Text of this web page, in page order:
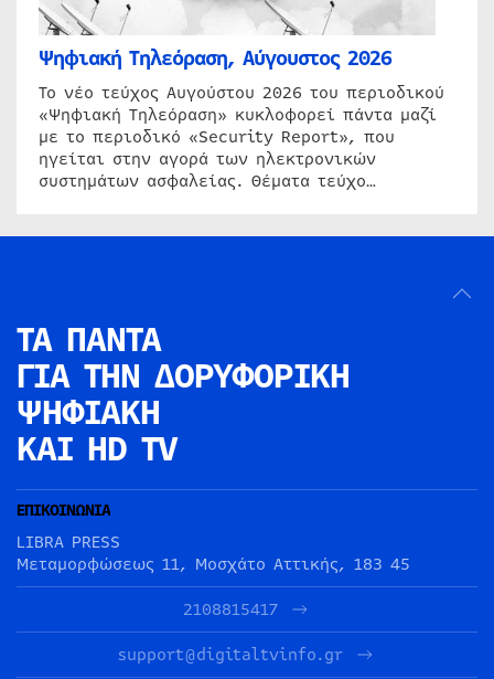
Ψηφιακή Τηλεόραση, Αύγουστος 2026
Το νέο τεύχος Αυγούστου 2026 του περιοδικού
«Ψηφιακή Τηλεόραση» κυκλοφορεί πάντα μαζί
με το περιοδικό «Security Report», που
ηγείται στην αγορά των ηλεκτρονικών
συστημάτων ασφαλείας. Θέματα τεύχο…
ΤΑ ΠΑΝΤΑ
ΓΙΑ ΤΗΝ ΔΟΡΥΦΟΡΙΚΗ
ΨΗΦΙΑΚΗ
ΚΑΙ HD TV
ΕΠΙΚΟΙΝΩΝΙΑ
LIBRA PRESS
Μεταμορφώσεως 11, Μοσχάτο Αττικής, 183 45
2108815417
support@digitaltvinfo.gr